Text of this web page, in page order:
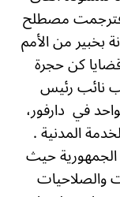
فترجمت مصطلح
بخبير من الأمم
كن حجرة
نائب رئيس
في دارفور،
المدنية .
حيث
والصلاحيات